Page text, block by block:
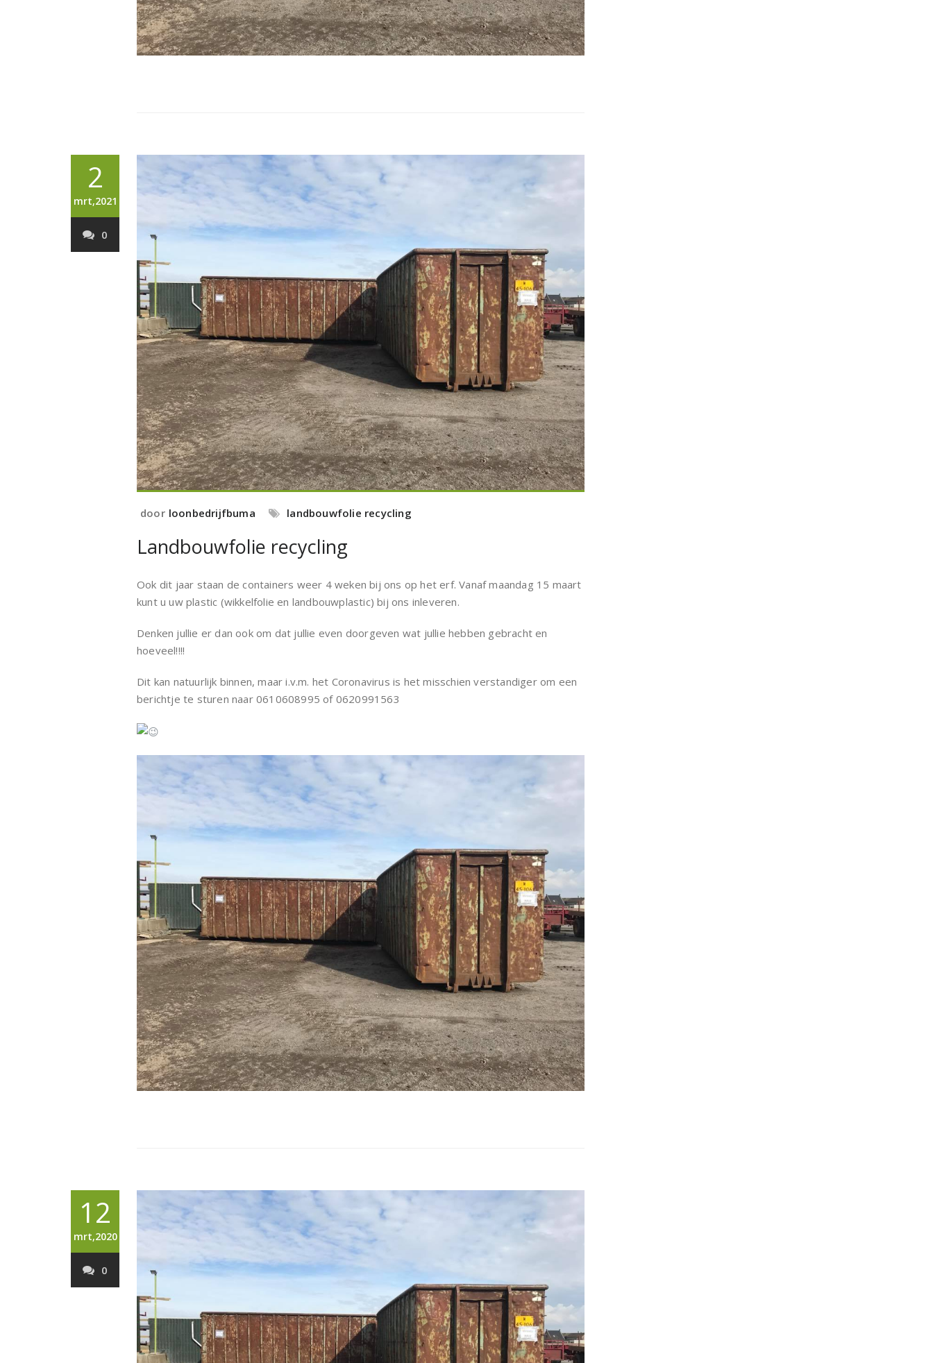
2
mrt,2021
0
door loonbedrijfbuma landbouwfolie recycling
Landbouwfolie recycling
Ook dit jaar staan de containers weer 4 weken bij ons op het erf. Vanaf maandag 15 maart
kunt u uw plastic (wikkelfolie en landbouwplastic) bij ons inleveren.
Denken jullie er dan ook om dat jullie even doorgeven wat jullie hebben gebracht en
hoeveel!!!!
Dit kan natuurlijk binnen, maar i.v.m. het Coronavirus is het misschien verstandiger om een
berichtje te sturen naar 0610608995 of 0620991563
12
mrt,2020
0